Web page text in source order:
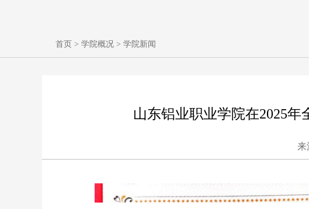
首页 > 学院概况 > 学院新闻
山东铝业职业学院在2025
来